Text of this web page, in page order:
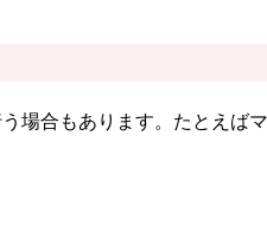
場合もあります。たとえ